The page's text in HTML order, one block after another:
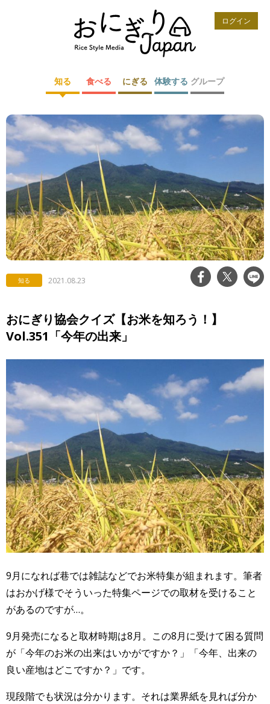
ログイン
知る 食べる にぎる 体験する グループ
知る 2021.08.23
おにぎり協会クイズ【お米を知ろう！】
Vol.351「今年の出来」
9月になれば巷では雑誌などでお米特集が組まれます。筆者
はおかげ様でそういった特集ページでの取材を受けること
があるのですが…。
9月発売になると取材時期は8月。この8月に受けて困る質問
が「今年のお米の出来はいかがですか？」「今年、出来の
良い産地はどこですか？」です。
現段階でも状況は分かります。それは業界紙を見れば分か